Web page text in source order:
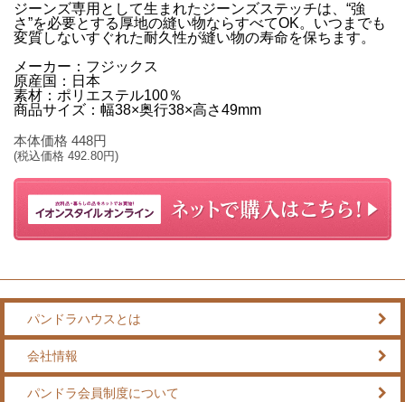
ジーンズ専用として生まれたジーンズステッチは、“強
さ”を必要とする厚地の縫い物ならすべてOK。いつまでも
変質しないすぐれた耐久性が縫い物の寿命を保ちます。
メーカー：フジックス
原産国：日本
素材：ポリエステル100％
商品サイズ：幅38×奥行38×高さ49mm
本体価格 448円
(税込価格 492.80円)
パンドラハウスとは
会社情報
パンドラ会員制度について